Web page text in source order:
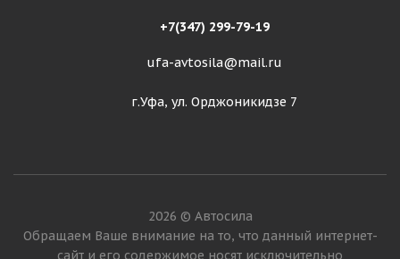
+7(347) 299-79-19
ufa-avtosila@mail.ru
г.Уфа, ул. Орджоникидзе 7
2026 © Автосила
Обращаем Ваше внимание на то, что данный интернет-
сайт и его содержимое носят исключительно